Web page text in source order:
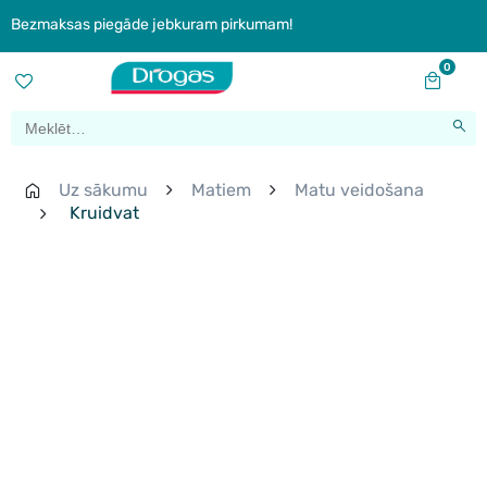
Bezmaksas piegāde jebkuram pirkumam!
0
Uz sākumu Matiem
Matu veidošana
Kruidvat